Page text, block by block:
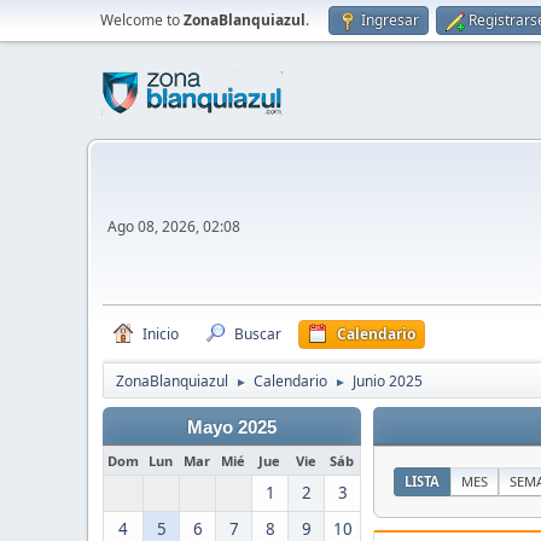
Welcome toZonaBlanquiazul. Ingresar
Ago 08, 2026, 02:08
Inicio Buscar Calendario
ZonaBlanquiazul ► Calendario ► Junio 2025
Mayo 2025
Dom Lun Mar Mié Jue Vie Sáb
1 2
3
4
5 6 7 8 9 10
LISTA MES